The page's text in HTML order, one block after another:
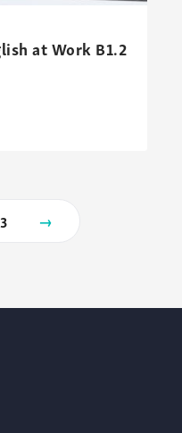
at Work B1.2
3
Slijedeća